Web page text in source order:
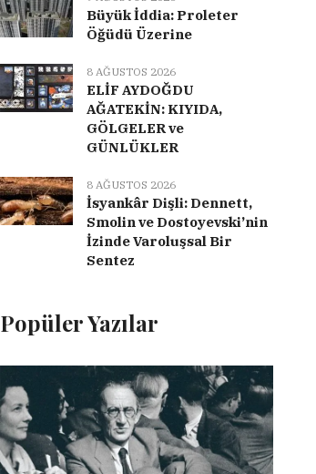
Büyük İddia: Proleter
Öğüdü Üzerine
8 AĞUSTOS 2026
ELİF AYDOĞDU
AĞATEKİN: KIYIDA,
GÖLGELER ve
GÜNLÜKLER
8 AĞUSTOS 2026
İsyankâr Dişli: Dennett,
Smolin ve Dostoyevski’nin
İzinde Varoluşsal Bir
Sentez
Popüler Yazılar